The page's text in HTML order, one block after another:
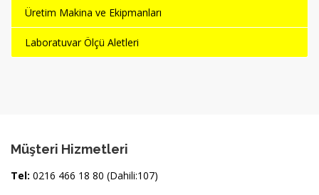
Üretim Makina ve Ekipmanları
Laboratuvar Ölçü Aletleri
Müşteri Hizmetleri
Tel: 0216 466 18 80 (Dahili:107)